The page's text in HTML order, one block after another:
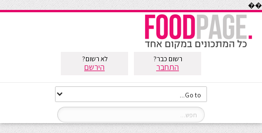
��
רשום כבר?
התחבר
לא רשום?
הירשם